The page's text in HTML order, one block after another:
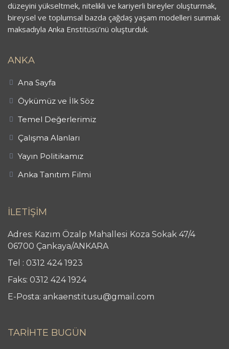
düzeyini yükseltmek, nitelikli ve kariyerli bireyler oluşturmak,
bireysel ve toplumsal bazda çağdaş yaşam modelleri sunmak
maksadıyla Anka Enstitüsü’nü oluşturduk.
ANKA
Ana Sayfa
Öykümüz ve İlk Söz
Temel Değerlerimiz
Çalışma Alanları
Yayın Politikamız
Anka Tanıtım Filmi
İLETİŞİM
Adres: Kazım Özalp Mahallesi Koza Sokak 47/4
06700 Çankaya/ANKARA
Tel : 0312 424 1923
Faks: 0312 424 1924
E-Posta: ankaenstitusu@gmail.com
TARİHTE BUGÜN